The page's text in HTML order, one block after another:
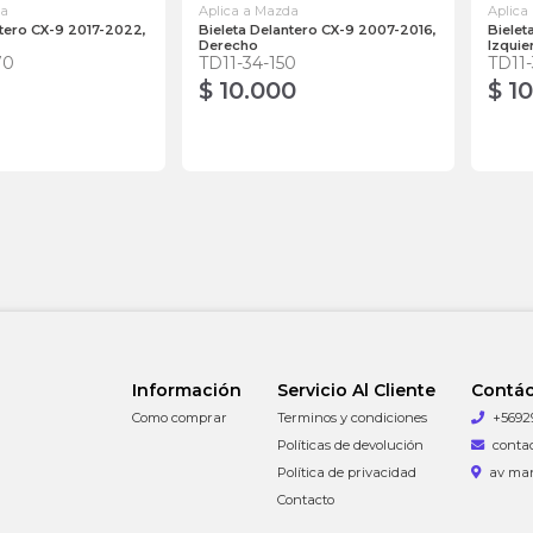
CX-9 2017-2022,
Aplica a Mazda
Bieleta Delantero CX-9 2007-2016,
Derecho
TD11-34-150
$ 10.000
Aplica
$
Información
Como comprar
Servicio Al Cliente
Terminos y condiciones
Políticas de devolución
Política de privacidad
Contacto
av